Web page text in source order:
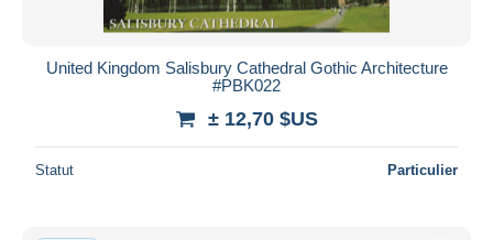
United Kingdom Salisbury Cathedral Gothic Architecture
#PBK022
± 12,70 $US
Statut Particulier